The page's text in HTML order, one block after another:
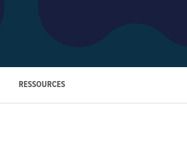
RESSOURCES